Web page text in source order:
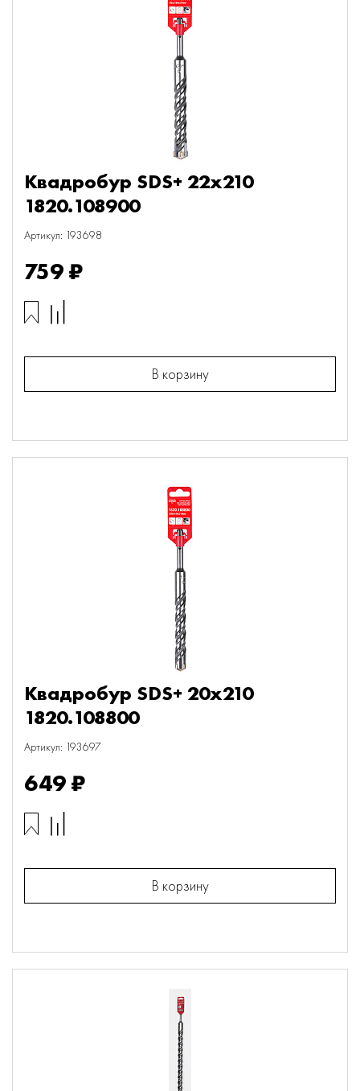
Квадробур SDS+ 22х210
1820.108900
Артикул: 193698
759 ₽
В корзину
Квадробур SDS+ 20х210
1820.108800
Артикул: 193697
649 ₽
В корзину